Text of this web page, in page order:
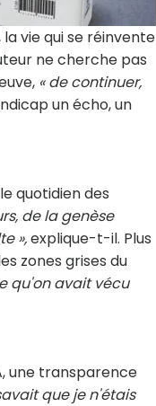
vie qui se réinvente
ne cherche pas
« de continuer,
un écho, un
quotidien des
de la genèse
»,explique-t-il. Plus
zones grises du
qu'on avait vécu
une transparence
que je n'étais